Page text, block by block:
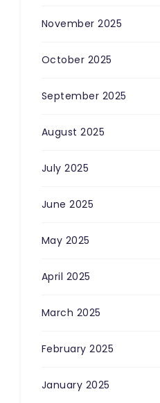
November 2025
October 2025
September 2025
August 2025
July 2025
June 2025
May 2025
April 2025
March 2025
February 2025
January 2025